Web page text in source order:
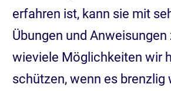
erfahren ist, kann sie mit
Übungen und Anweisungen
wieviele Möglichkeiten wir
schützen, wenn es brenzlig